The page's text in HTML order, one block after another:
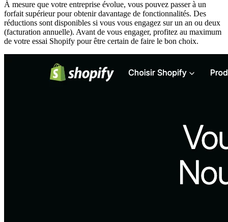
À mesure que votre entreprise évolue, vous pouvez passer à un
forfait supérieur pour obtenir davantage de fonctionnalités. Des
réductions sont disponibles si vous vous engagez sur un an ou deux
(facturation annuelle). Avant de vous engager, profitez au maximum
de votre essai Shopify pour être certain de faire le bon choix.